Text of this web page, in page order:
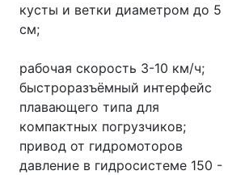
кусты и ветки диаметром до 5
см;
рабочая скорость 3-10 км/ч;
быстроразъёмный интерфейс
плавающего типа для
компактных погрузчиков;
привод от гидромоторов
давление в гидросистеме 150 -